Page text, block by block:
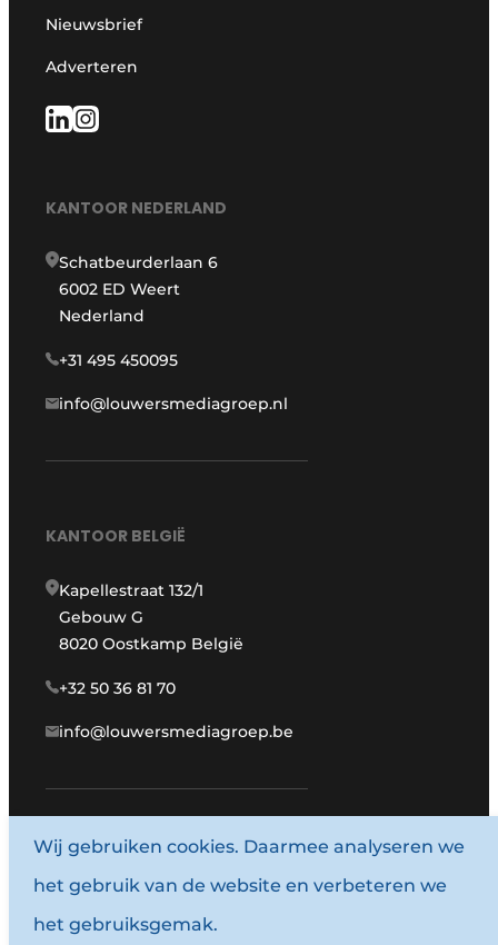
Nieuwsbrief
Adverteren
KANTOOR NEDERLAND
Schatbeurderlaan 6
6002 ED Weert
Nederland
+31 495 450095
info@louwersmediagroep.nl
KANTOOR BELGIË
Kapellestraat 132/1
Gebouw G
8020 Oostkamp België
+32 50 36 81 70
info@louwersmediagroep.be
www.louwersmediagroep.com
© 1987 - 2026 Louwersmediagroep.
Algemene voorwaarden
Wij gebruiken cookies. Daarmee analyseren we
het gebruik van de website en verbeteren we
het gebruiksgemak.